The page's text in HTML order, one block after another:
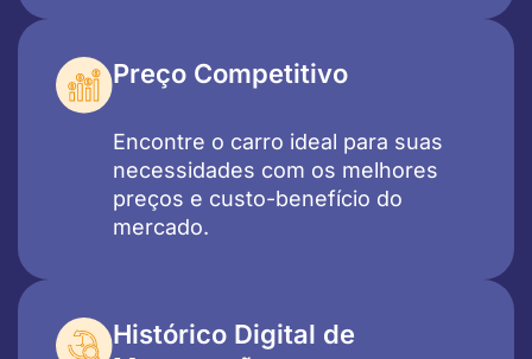
Preço Competitivo
Encontre o carro ideal para suas
necessidades com os melhores
preços e custo-benefício do
mercado.
Histórico Digital de